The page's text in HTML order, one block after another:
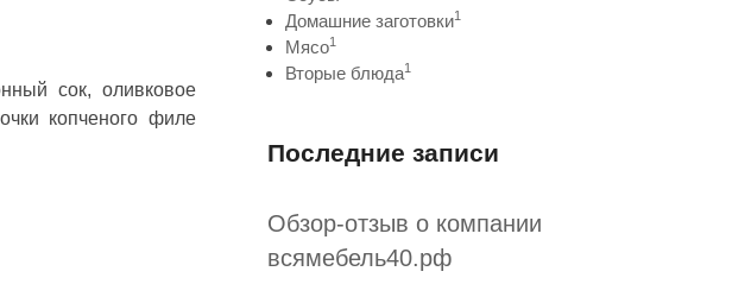
сок, оливковое
копченого филе
Домашние заготовки1
Мясо1
Вторые блюда1
Последние записи
Обзор-отзыв о компании
всямебель40.рф